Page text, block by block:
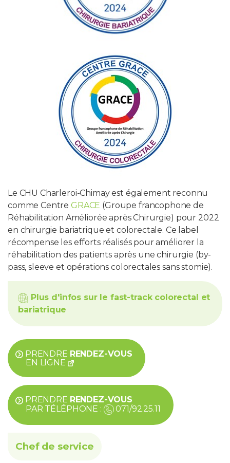
Le CHU Charleroi-Chimay est également reconnu
comme CentreGRACE (Groupe francophone de
Réhabilitation Améliorée après Chirurgie) pour 2022
en chirurgie bariatrique et colorectale. Ce label
récompense les efforts réalisés pour améliorer la
réhabilitation des patients après une chirurgie (by-
pass, sleeve et opérations colorectales sans stomie).
Plus d'infos sur le fast-track colorectal et
bariatrique
PRENDRE RENDEZ-VOUS
EN LIGNE
PRENDRE RENDEZ-VOUS
PAR TÉLÉPHONE :
071/92.25.11
Chef de service